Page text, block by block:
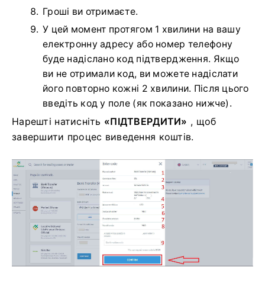
Гроші ви отримаєте.
У цей момент протягом 1 хвилини на вашу
електронну адресу або номер телефону
буде надіслано код підтвердження. Якщо
ви не отримали код, ви можете надіслати
його повторно кожні 2 хвилини. Після цього
введіть код у поле (як показано нижче).
Нарешті натисніть «ПІДТВЕРДИТИ» , щоб
завершити процес виведення коштів.